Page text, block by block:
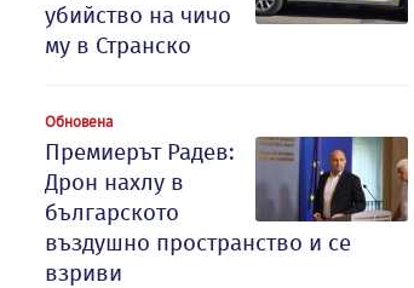
убийство на чичо
му в Странско
Обновена
Премиерът Радев:
Дрон нахлу в
българското
въздушно пространство и се
взриви